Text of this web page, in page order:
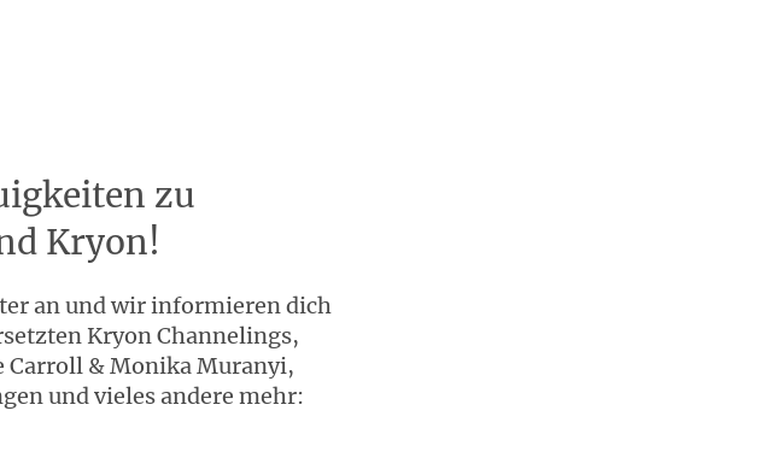
zu
Kryon!
an und wir informieren dich
Kryon Channelings,
Carroll & Monika Muranyi,
und vieles andere mehr: